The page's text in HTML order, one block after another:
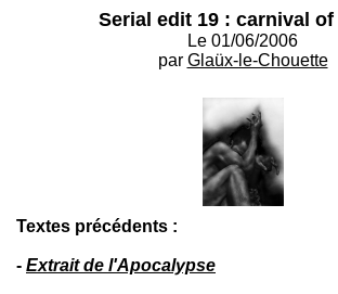
délire et le pousse encore plus loin.
Serial edit 19 : carnival
Le 01/06/2006
par Glaüx-le-Chouette
Textes précédents :
- Extrait de l'Apocalypse